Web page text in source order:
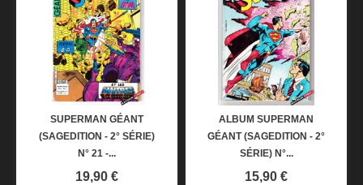
SUPERMAN GÉANT
(SAGEDITION - 2° SÉRIE)
N° 21 -...
Prix
19,90 €
ALBUM SUPERMAN
GÉANT (SAGEDITION - 2°
SÉRIE) N°...
Prix
15,90 €